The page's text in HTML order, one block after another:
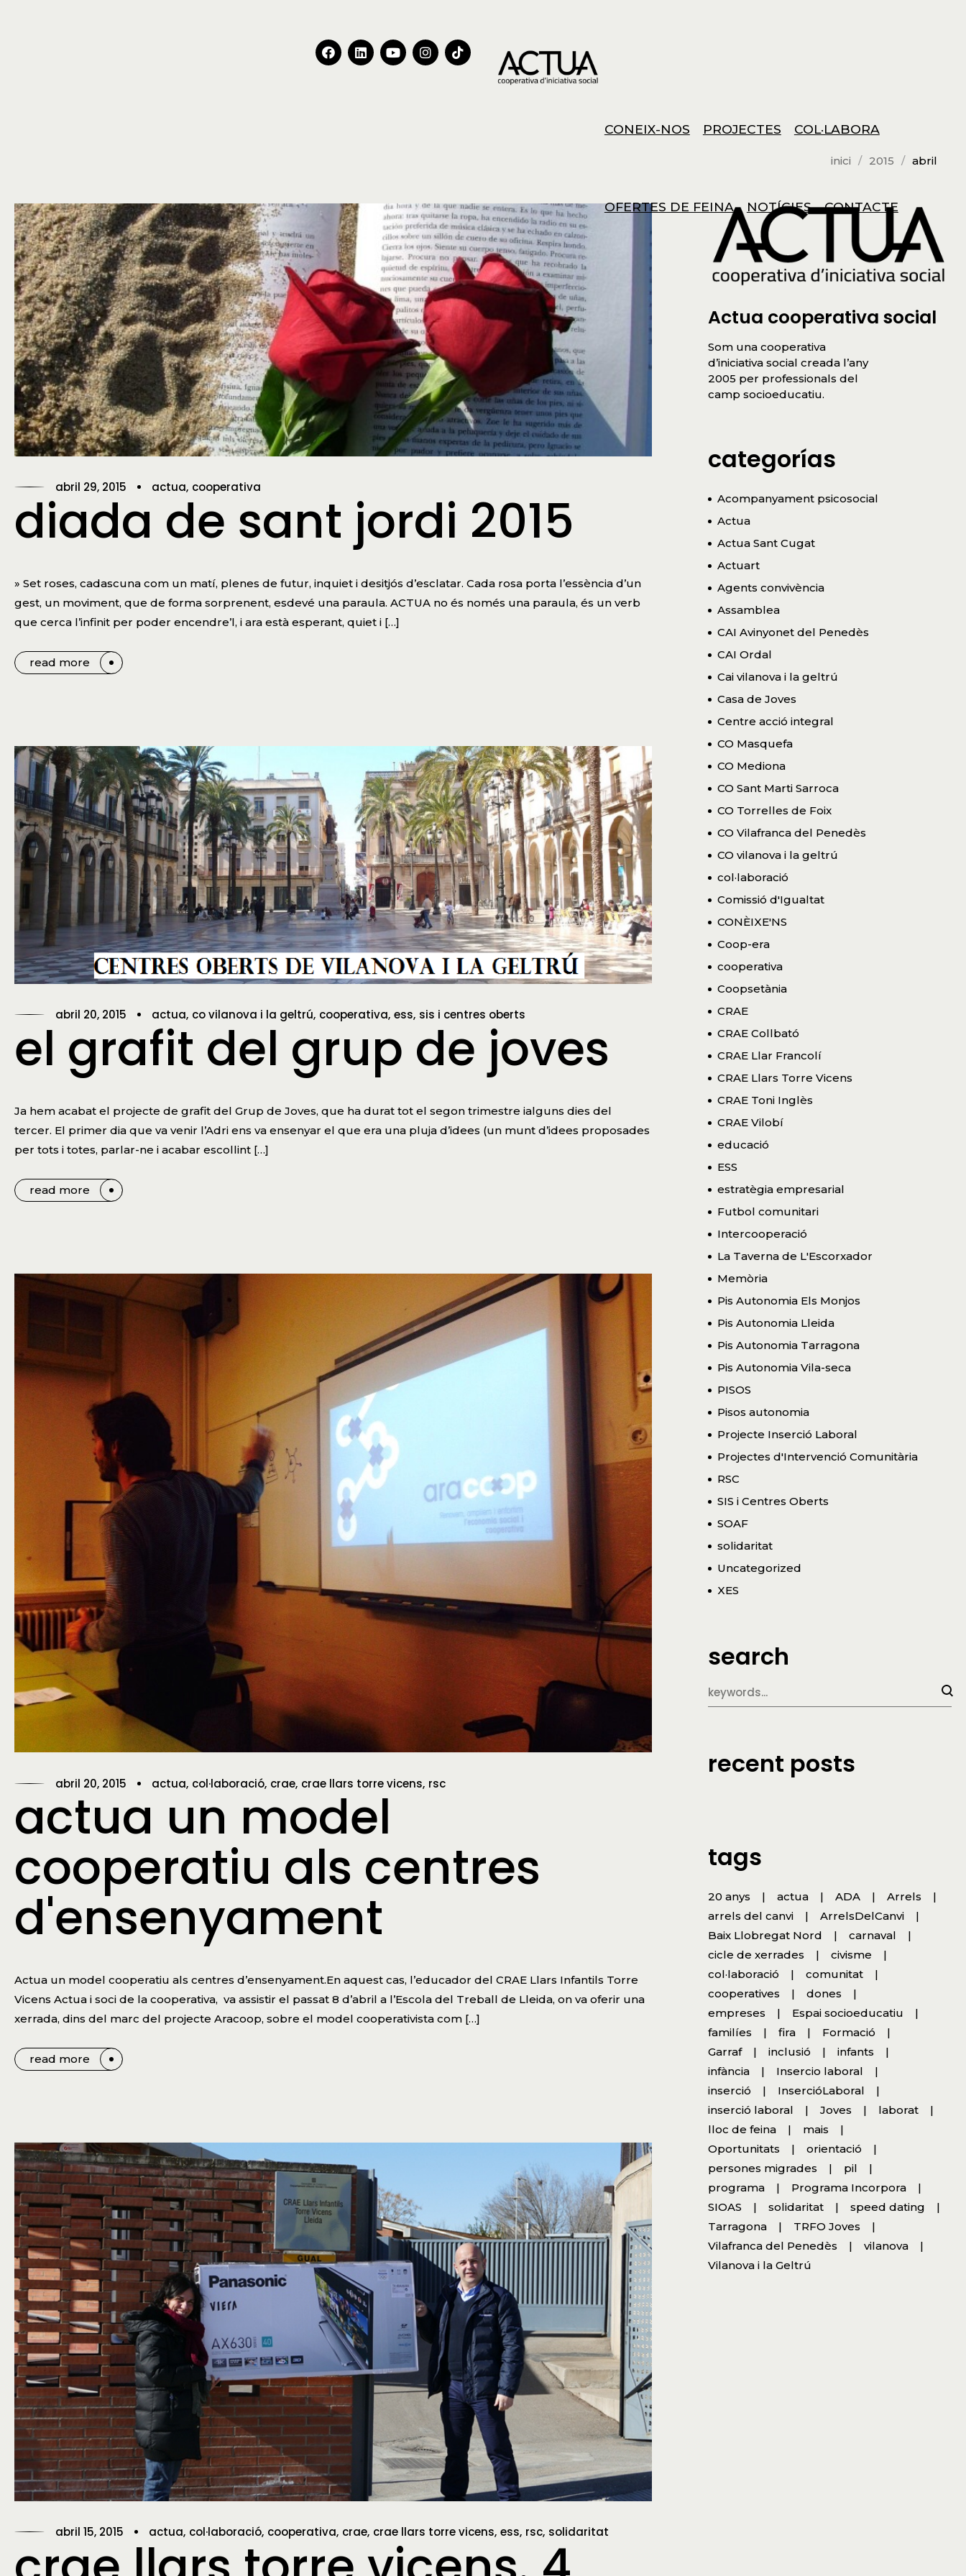
CONEIX-NOS PROJECTES COL·LABORA
OFERTES DE FEINA NOTÍCIES CONTACTE
inici 2015 abril
abril 29, 2015 actua cooperativa
diada de sant jordi 2015
» Set roses, cadascuna com un matí, plenes de futur, inquiet i desitjós d’esclatar. Cada rosa porta l’essència d’un
gest, un moviment, que de forma sorprenent, esdevé una paraula. ACTUA no és només una paraula, és un verb
que cerca l’infinit per poder encendre’l, i ara està esperant, quiet i […]
read more
abril 20, 2015 actua co vilanova i la geltrú cooperativa ess sis i centres oberts
el grafit del grup de joves
Ja hem acabat el projecte de grafit del Grup de Joves, que ha durat tot el segon trimestre ialguns dies del
tercer. El primer dia que va venir l’Adri ens va ensenyar el que era una pluja d’idees (un munt d’idees proposades
per tots i totes, parlar-ne i acabar escollint […]
read more
abril 20, 2015 actua col·laboració crae crae llars torre vicens rsc
actua un model
cooperatiu als centres
d'ensenyament
Actua un model cooperatiu als centres d’ensenyament.En aquest cas, l’educador del CRAE Llars Infantils Torre
Vicens Actua i soci de la cooperativa, va assistir el passat 8 d’abril a l’Escola del Treball de Lleida, on va oferir una
xerrada, dins del marc del projecte Aracoop, sobre el model cooperativista com […]
read more
abril 15, 2015 actua col·laboració cooperativa crae crae llars torre vicens ess rsc solidaritat
Actua cooperativa social
Som una cooperativa
d’iniciativa social creada l’any
2005 per professionals del
camp socioeducatiu.
categorías
Acompanyament psicosocial
Actua
Actua Sant Cugat
Actuart
Agents convivència
Assamblea
CAI Avinyonet del Penedès
CAI Ordal
Cai vilanova i la geltrú
Casa de Joves
Centre acció integral
CO Masquefa
CO Mediona
CO Sant Marti Sarroca
CO Torrelles de Foix
CO Vilafranca del Penedès
CO vilanova i la geltrú
col·laboració
Comissió d'Igualtat
CONÈIXE'NS
Coop-era
cooperativa
Coopsetània
CRAE
CRAE Collbató
CRAE Llar Francolí
CRAE Llars Torre Vicens
CRAE Toni Inglès
CRAE Vilobí
educació
ESS
estratègia empresarial
Futbol comunitari
Intercooperació
La Taverna de L'Escorxador
Memòria
Pis Autonomia Els Monjos
Pis Autonomia Lleida
Pis Autonomia Tarragona
Pis Autonomia Vila-seca
PISOS
Pisos autonomia
Projecte Inserció Laboral
Projectes d'Intervenció Comunitària
RSC
SIS i Centres Oberts
SOAF
solidaritat
Uncategorized
XES
search
recent posts
tags
20 anys actua ADA
Arrels
arrels del canvi
ArrelsDelCanvi
Baix Llobregat Nord
carnaval
cicle de xerrades
civisme
col·laboració
comunitat
cooperatives
dones
empreses
Espai socioeducatiu
familíes
fira
Formació
Garraf
inclusió
infants
infància
Insercio laboral
inserció
InsercióLaboral
inserció laboral
Joves
laborat
lloc de feina
mais
Oportunitats
orientació
persones migrades
pil
programa
Programa Incorpora
SIOAS
solidaritat
speed dating
Tarragona
TRFO Joves
Vilafranca del Penedès
vilanova
Vilanova i la Geltrú